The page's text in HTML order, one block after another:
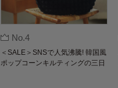
No.4
＜SALE＞SNSで人気沸騰! 韓国風
ポップコーンキルティングの三日